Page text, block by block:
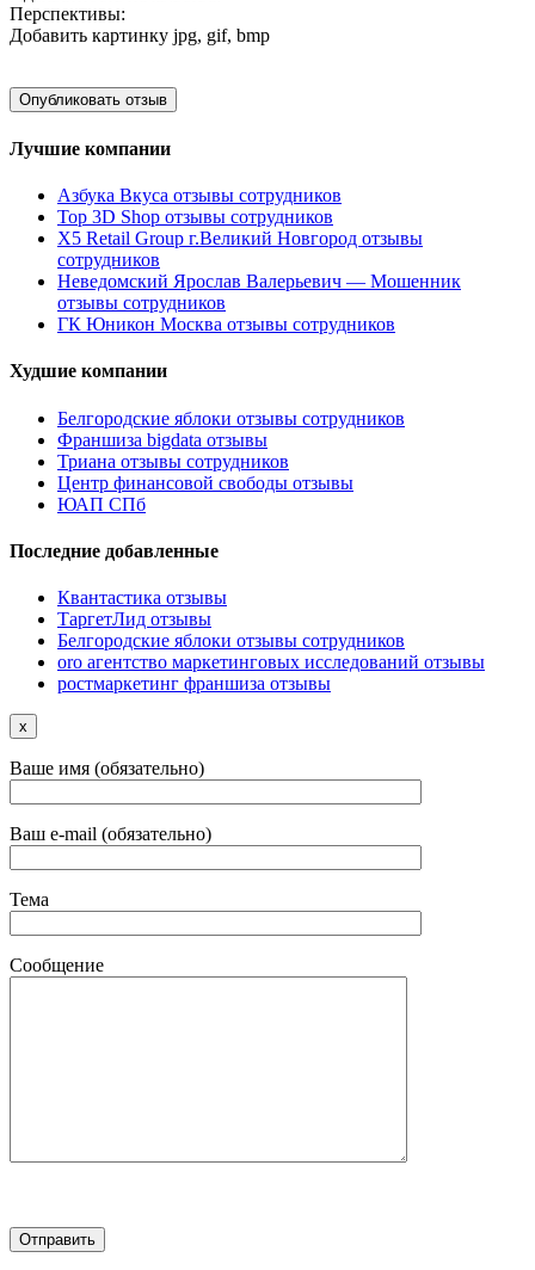
Перспективы:
Добавить картинку jpg, gif, bmp
Лучшие компании
Азбука Вкуса отзывы сотрудников
Top 3D Shop отзывы сотрудников
X5 Retail Group г.Великий Новгород отзывы
сотрудников
Неведомский Ярослав Валерьевич — Мошенник
отзывы сотрудников
ГК Юникон Москва отзывы сотрудников
Худшие компании
Белгородские яблоки отзывы сотрудников
Франшиза bigdata отзывы
Триана отзывы сотрудников
Центр финансовой свободы отзывы
ЮАП СПб
Последние добавленные
Квантастика отзывы
ТаргетЛид отзывы
Белгородские яблоки отзывы сотрудников
oro агентство маркетинговых исследований отзывы
ростмаркетинг франшиза отзывы
x
Ваше имя (обязательно)
Ваш e-mail (обязательно)
Тема
Сообщение